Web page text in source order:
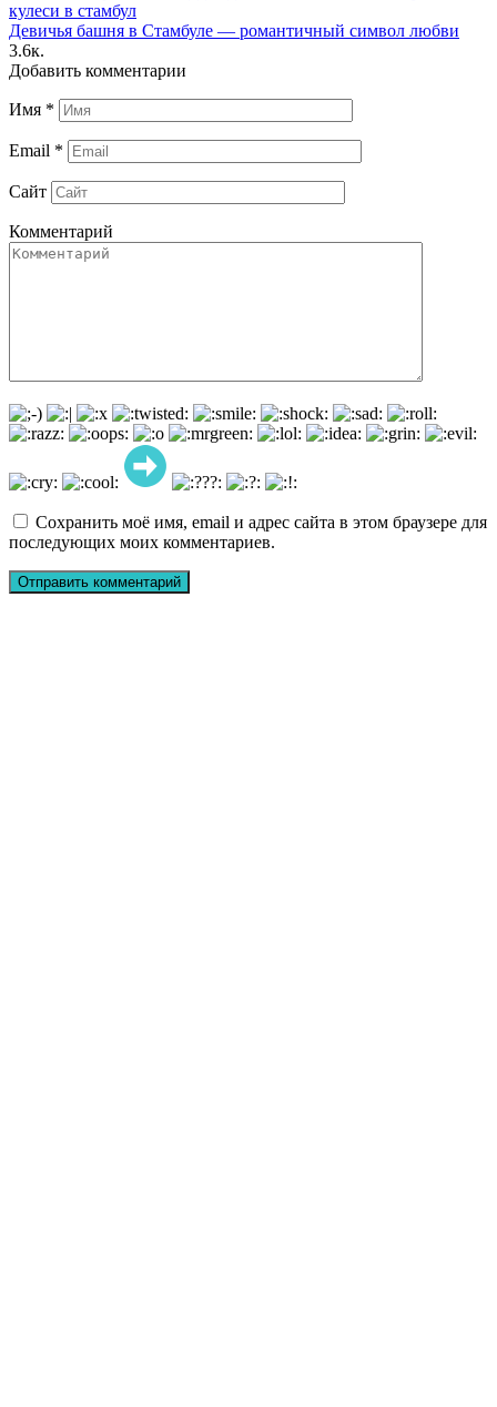
Девичья башня в Стамбуле — романтичный символ любви
3.6к.
Добавить комментарии
Имя *
Email *
Сайт
Комментарий
Сохранить моё имя, email и адрес сайта в этом браузере для
последующих моих комментариев.